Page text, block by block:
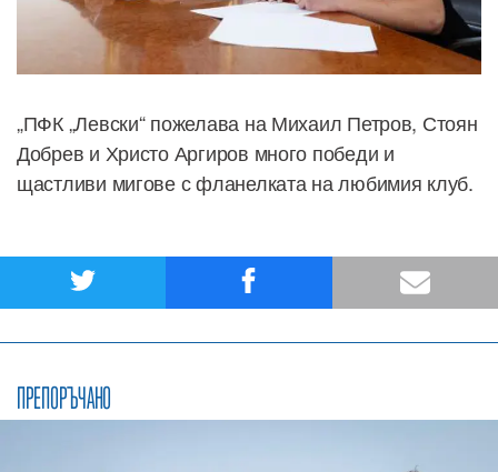
„ПФК „Левски“ пожелава на Михаил Петров, Стоян
Добрев и Христо Аргиров много победи и
щастливи мигове с фланелката на любимия клуб.
ПРЕПОРЪЧАНО